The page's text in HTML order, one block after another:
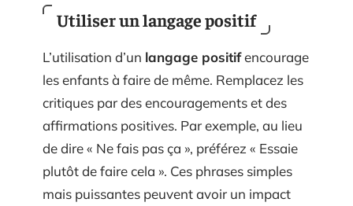
Utiliser un langage positif
L’utilisation d’un langage positifencourage
les enfants à faire de même. Remplacez les
critiques par des encouragements et des
affirmations positives. Par exemple, au lieu
de dire « Ne fais pas ça », préférez « Essaie
plutôt de faire cela ». Ces phrases simples
mais puissantes peuvent avoir un impact